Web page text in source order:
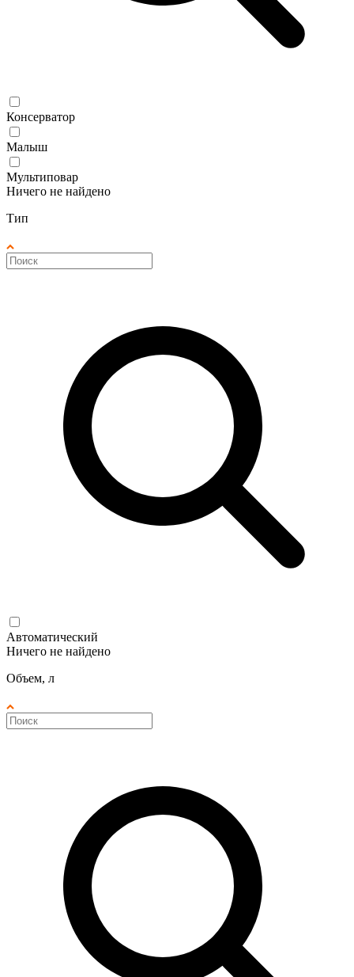
Консерватор
Малыш
Мультиповар
Ничего не найдено
Тип
Автоматический
Ничего не найдено
Объем, л